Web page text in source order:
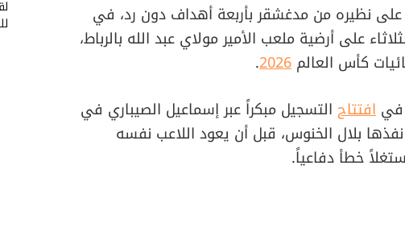
على نظيره من مدغشقر بأربعة أهداف دون رد، في
على أرضية ملعب الأمير مولاي عبد الله بالرباط،
كأس العالم 2026
.
في افتتاح التسجيل مبكراً عبر إسماعيل الصيباري في
بلال الخنوس، قبل أن يعود اللاعب نفسه